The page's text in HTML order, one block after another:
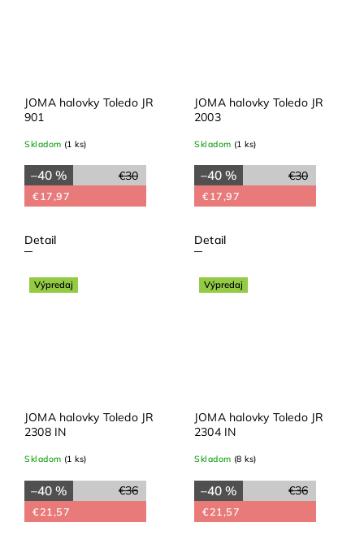
JOMA halovky Toledo JR
901
Skladom (1 ks)
€30
–40 %
€17,97
Detail
JOMA halovky Toledo JR
2003
Skladom (1 ks)
€30
–40 %
€17,97
Detail
Výpredaj
JOMA halovky Toledo JR
2308 IN
Skladom (1 ks)
€36
–40 %
€21,57
Výpredaj
JOMA halovky Toledo JR
2304 IN
Skladom (8 ks)
€36
–40 %
€21,57